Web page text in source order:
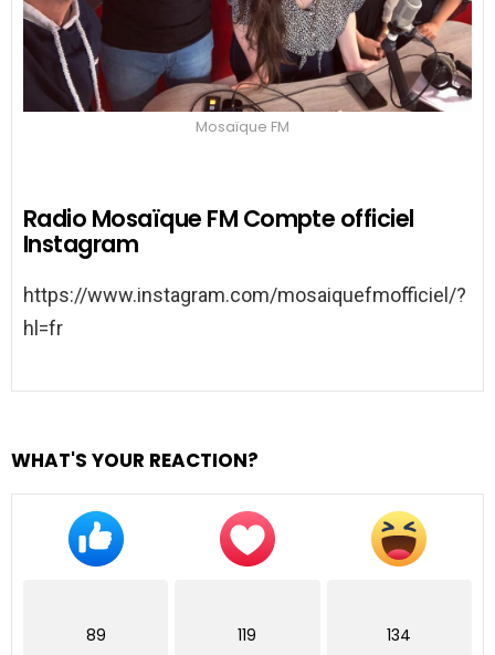
Mosaïque FM
Radio Mosaïque FM Compte officiel
Instagram
https://www.instagram.com/mosaiquefmofficiel/?
hl=fr
WHAT'S YOUR REACTION?
89 119 134